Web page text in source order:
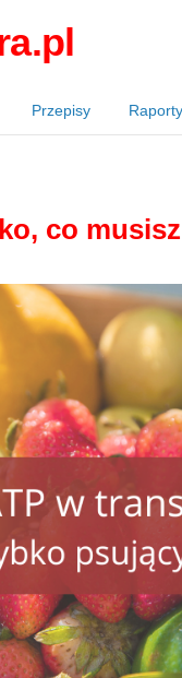
Przepisy Raporty
co